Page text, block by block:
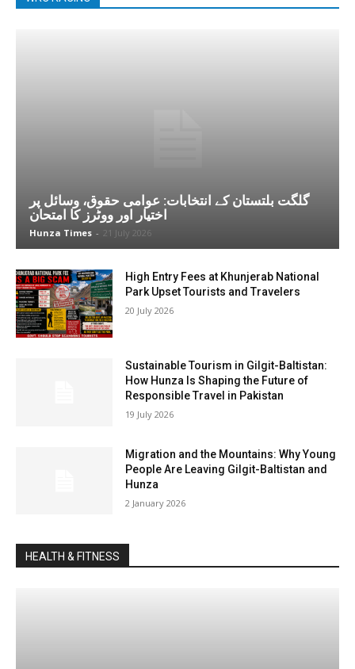
گلگت بلتستان کے انتخابات: عوامی حقوق، وسائل پر
اختیار اور ووٹرز کا امتحان
Hunza Times - 21 July 2026
High Entry Fees at Khunjerab National
Park Upset Tourists and Travelers
20 July 2026
Sustainable Tourism in Gilgit-Baltistan:
How Hunza Is Shaping the Future of
Responsible Travel in Pakistan
19 July 2026
Migration and the Mountains: Why Young
People Are Leaving Gilgit-Baltistan and
Hunza
2 January 2026
HEALTH & FITNESS